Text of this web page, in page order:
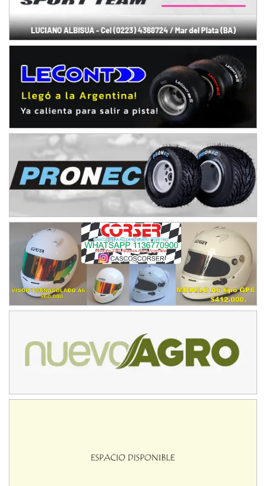
Humboldt (Santa Fe)
NORESTE SANTAFESINO - F6
Ciudad de Avellaneda (Asfalto)
SUR SANTAFESINO - F4
José Samuel Sánchez (Tierra)
Rufino (Santa Fe)
TUCUMANO - F5
Juan Navarro (Asfalto)
El Timbó (Tucumán)